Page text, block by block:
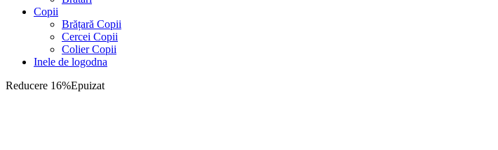
Copii
Brățară Copii
Cercei Copii
Colier Copii
Inele de logodna
Reducere 16%Epuizat